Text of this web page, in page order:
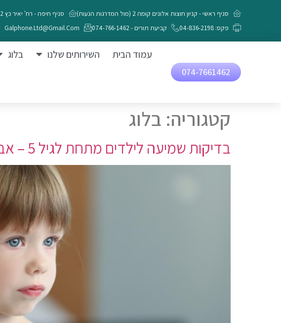
סניף ראשי - קניון חוצות אלונים קומה 2 (מול המדרגות הנעות)
סניף חיפה - רח' יאיר כץ 12 (מתחם מרפאות מומחים - ביה"ח אלישע)
פקס: 04-836-2198
קביעת תורים - 074-766-1462 Galphone.ltd@gmail.com
074-7661462
עמוד הבית השירותים שלנו בלוג
קטגוריה: בלוג
בדיקות שמיעה לילדים מתחת לגיל 5 – אבחון מוקדם בגישה מקצועית